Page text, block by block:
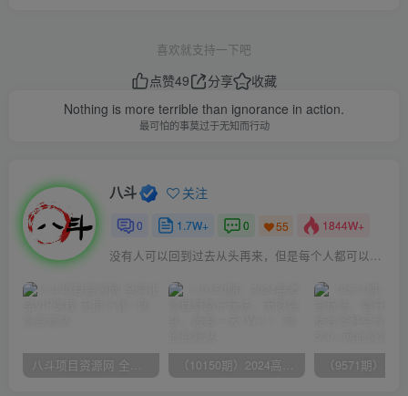
喜欢就支持一下吧
点赞49 分享
收藏
Nothing is more terrible than ignorance in action.
最可怕的事莫过于无知而行动
八斗 关注
0 1.7W+ 0 55 1844W+
没有人可以回到过去从头再来，但是每个人都可以从今天开始，创造一个全新的结局
八斗项目资源网 全网正品VIP课程 无损下载~ （10150期）2024高考项目野路子玩法，无限裂变，最高一天1W＋！